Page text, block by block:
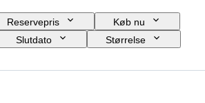
Reservepris
Køb nu
Slutdato
Størrelse